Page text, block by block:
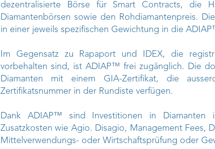
dezentralisierte Börse für Smart Contracts, die
Diamantenbörsen sowie den Rohdiamantenpreis.
in einer jeweils spezifischen Gewichtung in die
Im Gegensatz zu Rapaport und IDEX, die
vorbehalten sind, ist ADIAP™ frei zugänglich. Die
Diamanten mit einem GIA-Zertifikat, die
Zertifikatsnummer in der Rundiste verfügen.
Dank ADIAP™ sind Investitionen in Diamanten
Zusatzkosten wie Agio. Disagio, Management Fees,
Mittelverwendungs- oder Wirtschaftsprüfung oder